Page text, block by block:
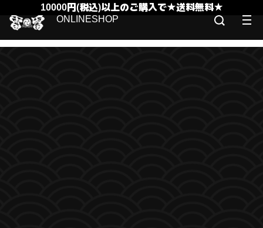
10000円(税込)以上のご購入で★送料無料★
ONLINESHOP